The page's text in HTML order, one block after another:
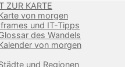
ZUR KARTE
von morgen
und IT-Tipps
des Wandels
von morgen
und Regionen